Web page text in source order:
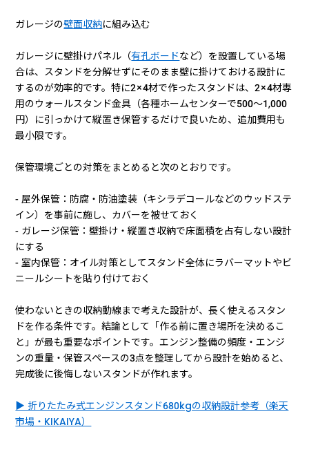
ガレージの壁面収納に組み込む
ガレージに壁掛けパネル（有孔ボードなど）を設置している場
合は、スタンドを分解せずにそのまま壁に掛けておける設計に
するのが効率的です。特に2×4材で作ったスタンドは、2×4材専
用のウォールスタンド金具（各種ホームセンターで500〜1,000
円）に引っかけて縦置き保管するだけで良いため、追加費用も
最小限です。
保管環境ごとの対策をまとめると次のとおりです。
- 屋外保管：防腐・防油塗装（キシラデコールなどのウッドステ
イン）を事前に施し、カバーを被せておく
- ガレージ保管：壁掛け・縦置き収納で床面積を占有しない設計
にする
- 室内保管：オイル対策としてスタンド全体にラバーマットやビ
ニールシートを貼り付けておく
使わないときの収納動線まで考えた設計が、長く使えるスタン
ドを作る条件です。結論として「作る前に置き場所を決めるこ
と」が最も重要なポイントです。エンジン整備の頻度・エンジ
ンの重量・保管スペースの3点を整理してから設計を始めると、
完成後に後悔しないスタンドが作れます。
▶ 折りたたみ式エンジンスタンド680kgの収納設計参考（楽天
市場・KIKAIYA）